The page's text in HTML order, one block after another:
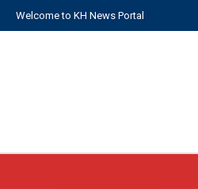
Welcome to KH News Portal